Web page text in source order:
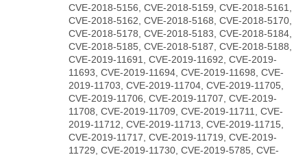
CVE-2018-5156, CVE-2018-5159, CVE-2018-5161,
CVE-2018-5162, CVE-2018-5168, CVE-2018-5170,
CVE-2018-5178, CVE-2018-5183, CVE-2018-5184,
CVE-2018-5185, CVE-2018-5187, CVE-2018-5188,
CVE-2019-11691, CVE-2019-11692, CVE-2019-
11693, CVE-2019-11694, CVE-2019-11698, CVE-
2019-11703, CVE-2019-11704, CVE-2019-11705,
CVE-2019-11706, CVE-2019-11707, CVE-2019-
11708, CVE-2019-11709, CVE-2019-11711, CVE-
2019-11712, CVE-2019-11713, CVE-2019-11715,
CVE-2019-11717, CVE-2019-11719, CVE-2019-
11729, CVE-2019-11730, CVE-2019-5785, CVE-